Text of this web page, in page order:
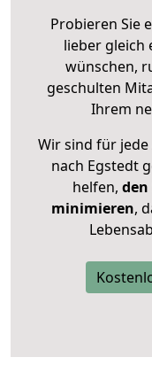
Probieren Sie
lieber gleich
wünschen,
geschulten
Ihrem
Wir sind für jede
nach Egstedt
helfen, den
minimieren,